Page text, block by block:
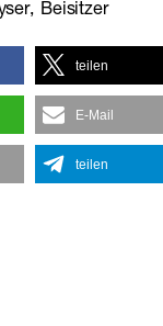
Beisitzer
teilen
E-Mail
teilen